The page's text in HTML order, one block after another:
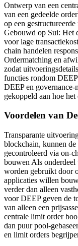
Ontwerp van een
van een gedeelde
op een
Gebouwd op Sui: Het
voor lage
chain handelen
Ordermatching en
zodat
functies rondom
DEEP en governance-
gekoppeld aan hoe
Voordelen van
Transparante
blockchain, kunnen
gecontroleerd via on-
bouwen Als onderdeel
worden gebruikt door
applicaties willen
verder dan alleen
voor DEEP geven de
van alleen een
centrale limit order
dan puur pool-
en limit orders